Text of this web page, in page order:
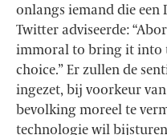
onlangs iemand die
Twitter adviseerde:
immoral to bring it into
choice.” Er zullen de
ingezet, bij voorkeur
bevolking moreel te
technologie wil